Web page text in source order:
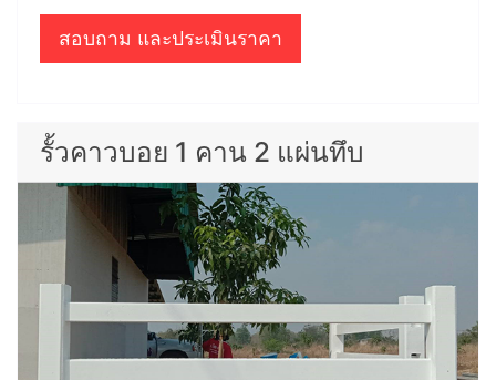
สอบถาม และประเมินราคา
รั้วคาวบอย 1 คาน 2 แผ่นทึบ